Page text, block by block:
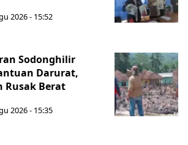
2026 - 15:52
Sodonghilir
Darurat,
Rusak Berat
2026 - 15:35